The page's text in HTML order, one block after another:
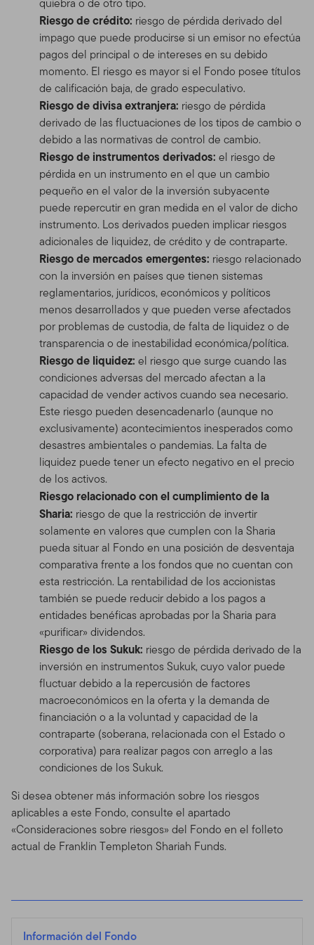
Riesgo de crédito: riesgo de pérdida derivado del
impago que puede producirse si un emisor no efectúa
pagos del principal o de intereses en su debido
momento. El riesgo es mayor si el Fondo posee títulos
de calificación baja, de grado especulativo.
Riesgo de divisa extranjera: riesgo de pérdida
derivado de las fluctuaciones de los tipos de cambio o
debido a las normativas de control de cambio.
Riesgo de instrumentos derivados: el riesgo de
pérdida en un instrumento en el que un cambio
pequeño en el valor de la inversión subyacente
puede repercutir en gran medida en el valor de dicho
instrumento. Los derivados pueden implicar riesgos
adicionales de liquidez, de crédito y de contraparte.
Riesgo de mercados emergentes: riesgo relacionado
con la inversión en países que tienen sistemas
reglamentarios, jurídicos, económicos y políticos
menos desarrollados y que pueden verse afectados
por problemas de custodia, de falta de liquidez o de
transparencia o de inestabilidad económica/política.
Riesgo de liquidez: el riesgo que surge cuando las
condiciones adversas del mercado afectan a la
capacidad de vender activos cuando sea necesario.
Este riesgo pueden desencadenarlo (aunque no
exclusivamente) acontecimientos inesperados como
desastres ambientales o pandemias. La falta de
liquidez puede tener un efecto negativo en el precio
de los activos.
Riesgo relacionado con el cumplimiento de la
Sharia: riesgo de que la restricción de invertir
solamente en valores que cumplen con la Sharia
pueda situar al Fondo en una posición de desventaja
comparativa frente a los fondos que no cuentan con
esta restricción. La rentabilidad de los accionistas
también se puede reducir debido a los pagos a
entidades benéficas aprobadas por la Sharia para
«purificar» dividendos.
Riesgo de los Sukuk: riesgo de pérdida derivado de la
inversión en instrumentos Sukuk, cuyo valor puede
fluctuar debido a la repercusión de factores
macroeconómicos en la oferta y la demanda de
financiación o a la voluntad y capacidad de la
contraparte (soberana, relacionada con el Estado o
corporativa) para realizar pagos con arreglo a las
condiciones de los Sukuk.
Si desea obtener más información sobre los riesgos
aplicables a este Fondo, consulte el apartado
«Consideraciones sobre riesgos» del Fondo en el folleto
actual de Franklin Templeton Shariah Funds.
Información del Fondo